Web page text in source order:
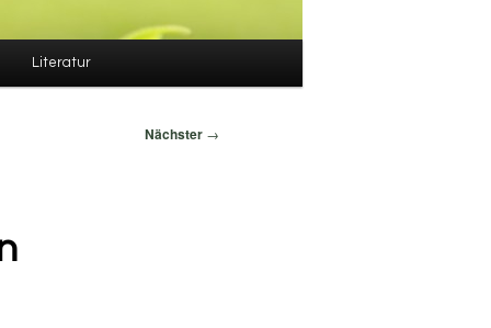
Literatur
Nächster →